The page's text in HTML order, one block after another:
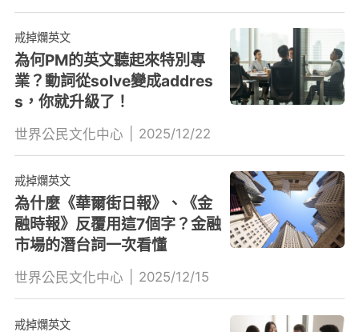
戒掉爛英文
為何PM的英文聽起來特別專
業？動詞從solve變成addres
s，你就升級了！
世界公民文化中心 2025/12/22
戒掉爛英文
為什麼《華爾街日報》、《金
融時報》反覆用這7個字？金融
市場的潛台詞一次看懂
世界公民文化中心 2025/12/15
戒掉爛英文